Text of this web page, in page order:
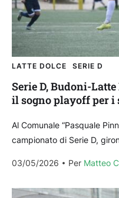
LATTE DOLCE SERIE D
Serie D, Budoni-
il sogno playoff per i
Al Comunale “Pasquale
campionato di Serie D,
03/05/2026
Per Matteo